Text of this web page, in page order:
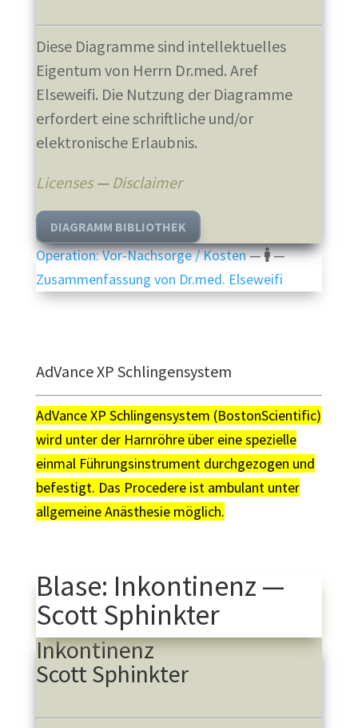
Diese Diagramme sind intellektuelles
Eigentum von Herrn Dr.med. Aref
Elseweifi. Die Nutzung der Diagramme
erfordert eine schriftliche und/or
elektronische Erlaubnis.
Licenses— Disclaimer
DIAGRAMM BIBLIOTHEK
Operation: Vor-Nachsorge / Kosten— —
Zusammenfassung von Dr.med. Elseweifi
AdVance XP Schlingensystem
AdVance XP Schlingensystem (BostonScientific)
wird unter der Harnröhre über eine spezielle
einmal Führungsinstrument durchgezogen und
befestigt. Das Procedere ist ambulant unter
allgemeine Anästhesie möglich.
Blase: Inkontinenz —
Scott Sphinkter
Inkontinenz
Scott Sphinkter